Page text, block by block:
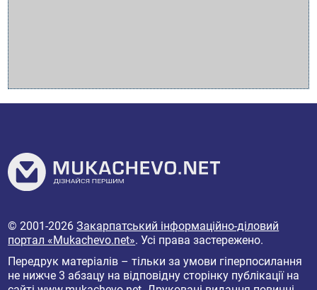
© 2001-2026Закарпатський інформаційно-діловий
портал «Mukachevo.net». Усі права застережено.
Передрук матеріалів – тільки за умови гіперпосилання
не нижче 3 абзацу на відповідну сторінку публікації на